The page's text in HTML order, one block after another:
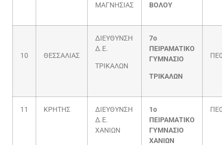
ΜΑΓΝΗΣΙΑΣ
ΒΟΛΟΥ
10 ΘΕΣΣΑΛΙΑΣ
ΔΙΕΥΘΥΝΣΗ
Δ.Ε.
ΤΡΙΚΑΛΩΝ
7ο
ΠΕΙΡΑΜΑΤΙΚΟ
ΓΥΜΝΑΣΙΟ
ΤΡΙΚΑΛΩΝ
11 ΚΡΗΤΗΣ
ΔΙΕΥΘΥΝΣΗ
Δ.Ε.
ΧΑΝΙΩΝ
1ο
ΠΕΙΡΑΜΑΤΙΚΟ
ΓΥΜΝΑΣΙΟ
ΧΑΝΙΩΝ